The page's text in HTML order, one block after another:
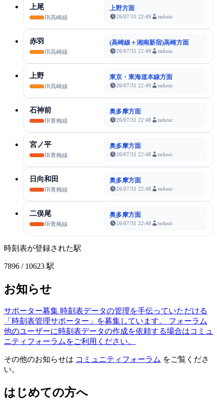
上尾
JR高崎線
上野方面
26/07/31 22:49 tsrknic
赤羽
JR高崎線
(高崎線＋湘南新宿)高崎方面
26/07/31 22:49 tsrknic
上野
JR高崎線
東京・東海道本線方面
26/07/31 22:49 tsrknic
石神前
JR青梅線
奥多摩方面
26/07/31 22:48 tsrknic
宮ノ平
JR青梅線
奥多摩方面
26/07/31 22:48 tsrknic
日向和田
JR青梅線
奥多摩方面
26/07/31 22:48 tsrknic
二俣尾
JR青梅線
奥多摩方面
26/07/31 22:48 tsrknic
時刻表が登録された駅
7896 / 10623 駅
お知らせ
サポーター募集 時刻表データの管理を手伝っていただける
「時刻表管理サポーター」を募集しています。
フォーラム
他のユーザーに時刻表データの作成を依頼する場合はコミュ
ニティフォーラムをご利用ください。
その他のお知らせは コミュニティフォーラム をご覧くださ
い。
はじめての方へ